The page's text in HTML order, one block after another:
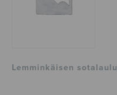
Lemminkäisen sotalaulu